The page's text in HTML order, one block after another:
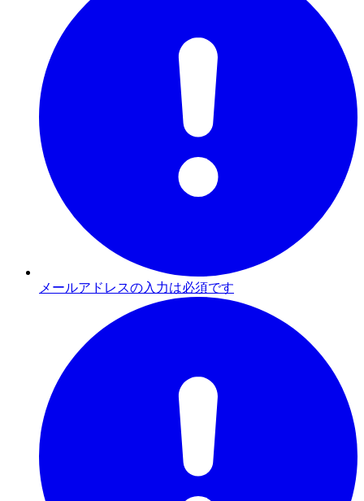
メールアドレスの入力は必須です